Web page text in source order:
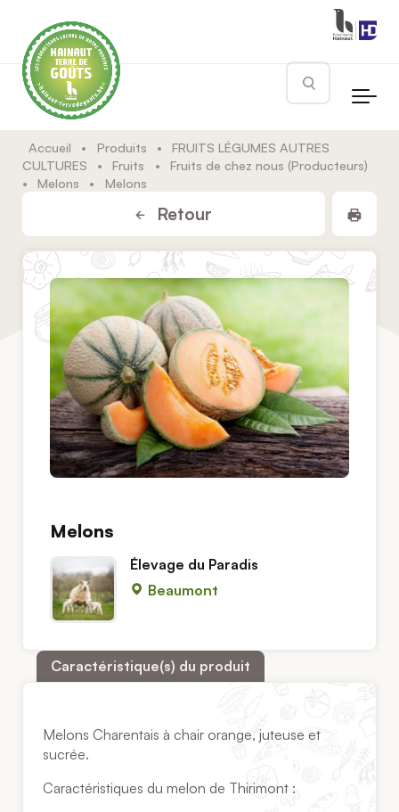
Rechercher
Accueil • Produits •
FRUITS LÉGUMES AUTRES
CULTURES
• Fruits •
Fruits de chez nous (Producteurs)
•
Melons • Melons
Retour
Melons
Élevage du Paradis
Beaumont
Caractéristique(s) du produit
Melons Charentais à chair orange, juteuse et
sucrée.
Caractéristiques du melon de Thirimont :